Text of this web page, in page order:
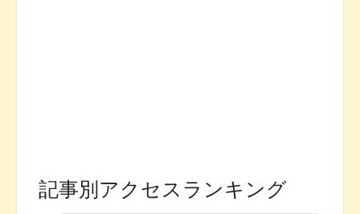
記事別アクセスランキング